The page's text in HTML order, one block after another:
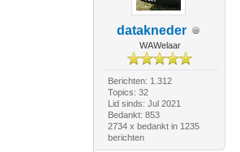
datakneder
WAWelaar
Berichten: 1.312
Topics: 32
Lid sinds: Jul 2021
Bedankt: 853
2734 x bedankt in 1235
berichten